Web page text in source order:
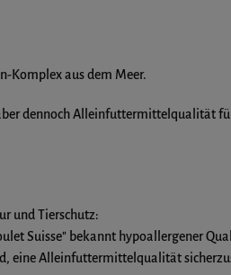
Komplex aus dem Meer.
dennoch Alleinfuttermittelqualität
und Tierschutz:
Suisse" bekannt hypoallergener
eine Alleinfuttermittelqualität